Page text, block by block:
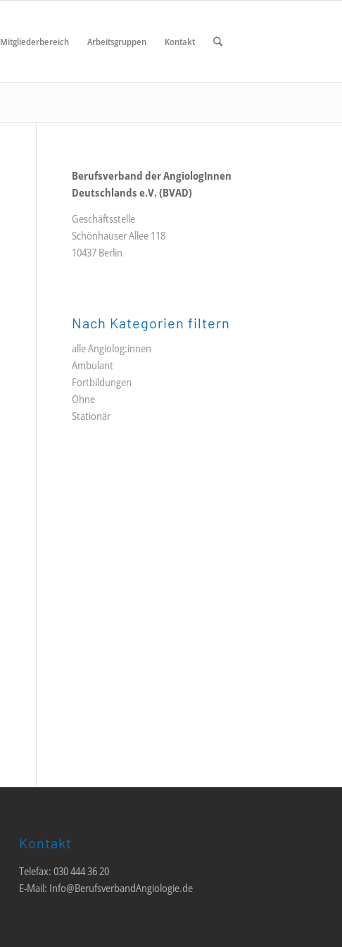
Mitgliederbereich Arbeitsgruppen Kontakt
Berufsverband der AngiologInnen
Deutschlands e.V. (BVAD)
Geschäftsstelle
Schönhauser Allee 118
10437 Berlin
Nach Kategorien filtern
alle Angiolog:innen
Ambulant
Fortbildungen
Ohne
Stationär
Kontakt
Telefax: 030 444 36 20
E-Mail: Info@BerufsverbandAngiologie.de